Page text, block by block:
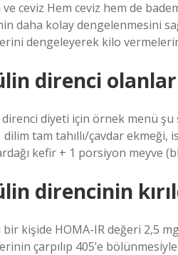
ve ceviz Hem ceviz hem de
daha kolay dengelenmesini
dengeleyerek kilo
direnci
diyeti için örnek menü şu
dilim tam tahıllı/çavdar
kefir + 1 porsiyon meyve
direncinin
bir kişide HOMA-IR değeri 2,5
çarpılıp 405’e